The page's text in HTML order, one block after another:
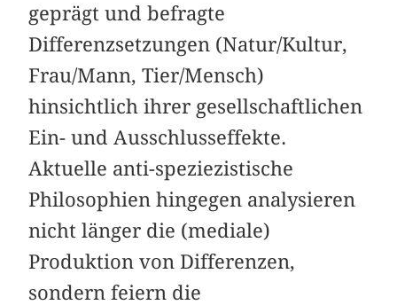
geprägt und befragte
Differenzsetzungen (Natur/Kultur,
Frau/Mann, Tier/Mensch)
hinsichtlich ihrer gesellschaftlichen
Ein- und Ausschlusseffekte.
Aktuelle anti-speziezistische
Philosophien hingegen analysieren
nicht länger die (mediale)
Produktion von Differenzen,
sondern feiern die